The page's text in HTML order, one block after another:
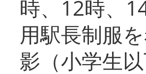
時、12時、
用駅長制服
影（小学生